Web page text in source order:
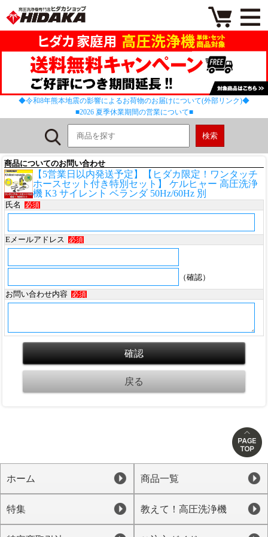
◆令和8年熊本地震の影響によるお荷物のお届けについて(外部リンク)◆
■2026 夏季休業期間の営業について■
商品についてのお問い合わせ
【5営業日以内発送予定】【ヒダカ限定！ワンタッチ
ホースセット付き特別セット】 ケルヒャー 高圧洗浄
機 K3 サイレント ベランダ 50Hz/60Hz 別
氏名 必須
Eメールアドレス 必須
（確認）
お問い合わせ内容
必須
ホーム 商品一覧
特集 教えて！高圧洗浄機